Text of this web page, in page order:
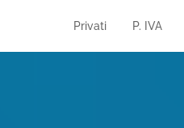
Privati P. IVA